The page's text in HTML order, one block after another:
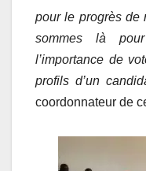
pour le progrès de
sommes là
l’importance de
profils d’un
coordonnateur de